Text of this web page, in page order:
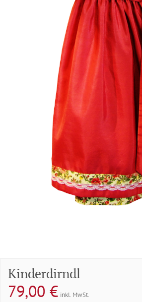
Kinderdirndl
79,00 € inkl. MwSt.